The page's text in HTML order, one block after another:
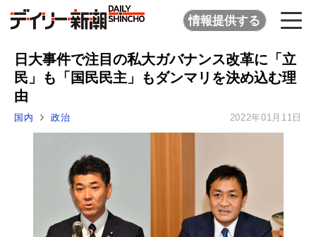
情報提供する
日大事件で注目の私大ガバナンス改革に「立
民」も「国民民主」もダンマリを決め込む理
由
国内 政治 2022年01月11日